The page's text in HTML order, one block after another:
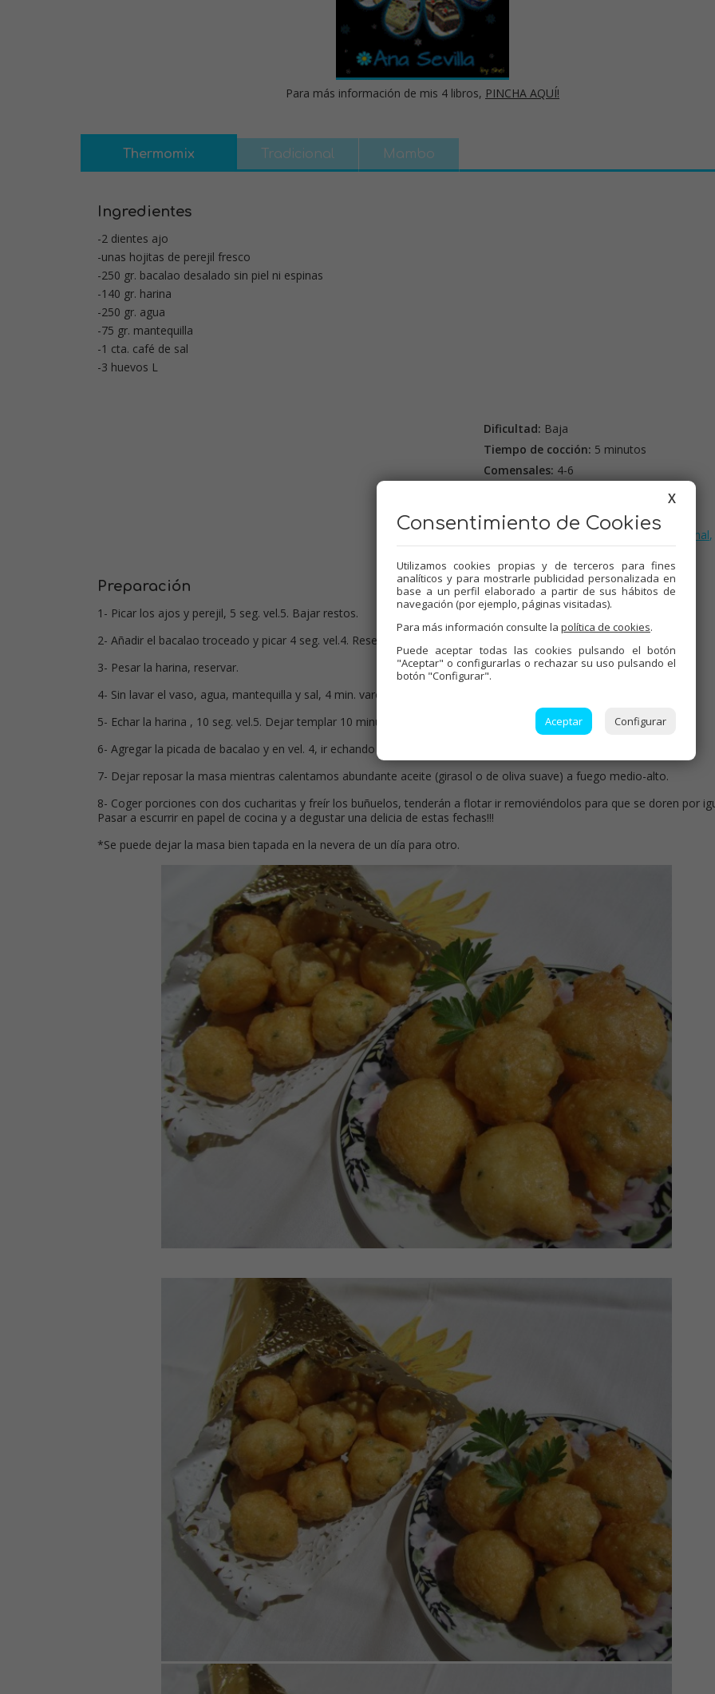
Para más información de mis 4 libros, PINCHA AQUÍ!
Thermomix Tradicional Mambo
Ingredientes
-2 dientes ajo
-unas hojitas de perejil fresco
-250 gr. bacalao desalado sin piel ni espinas
-140 gr. harina
-250 gr. agua
-75 gr. mantequilla
-1 cta. café de sal
-3 huevos L
Dificultad: Baja
Tiempo de cocción: 5 minutos
Comensales: 4-6
Etiquetas:
Tradicional,
Mambo
Preparación
1- Picar los ajos y perejil, 5 seg. vel.5. Bajar restos.
2- Añadir el bacalao troceado y picar 4 seg. vel.4. Reservar.
3- Pesar la harina, reservar.
4- Sin lavar el vaso, agua, mantequilla y sal, 4 min. varoma, vel.1.
5- Echar la harina , 10 seg. vel.5. Dejar templar 10 minutos.
6- Agregar la picada de bacalao y en vel. 4, ir echando por el bocal huevo a huevo.
7- Dejar reposar la masa mientras calentamos abundante aceite (girasol o de oliva suave) a fuego medio-alto.
8- Coger porciones con dos cucharitas y freír los buñuelos, tenderán a flotar ir removiéndolos para que se doren por
Pasar a escurrir en papel de cocina y a degustar una delicia de estas fechas!!!
*Se puede dejar la masa bien tapada en la nevera de un día para otro.
X
Consentimiento de Cookies
Utilizamos cookies propias y de terceros para fines
analíticos y para mostrarle publicidad personalizada en
base a un perfil elaborado a partir de sus hábitos de
navegación (por ejemplo, páginas visitadas).
Para más información consulte la política de cookies.
Puede aceptar todas las cookies pulsando el botón
"Aceptar" o configurarlas o rechazar su uso pulsando el
botón "Configurar".
Aceptar Configurar